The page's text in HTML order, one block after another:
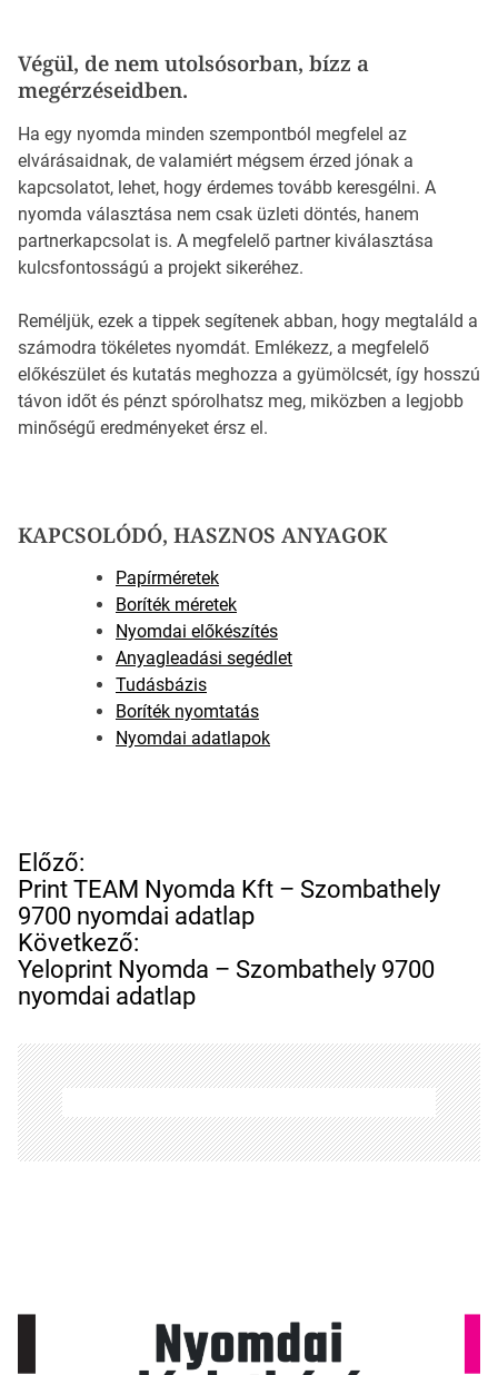
Végül, de nem utolsósorban, bízz a
megérzéseidben.
Ha egy nyomda minden szempontból megfelel az
elvárásaidnak, de valamiért mégsem érzed jónak a
kapcsolatot, lehet, hogy érdemes tovább keresgélni. A
nyomda választása nem csak üzleti döntés, hanem
partnerkapcsolat is. A megfelelő partner kiválasztása
kulcsfontosságú a projekt sikeréhez.
Reméljük, ezek a tippek segítenek abban, hogy megtaláld a
számodra tökéletes nyomdát. Emlékezz, a megfelelő
előkészület és kutatás meghozza a gyümölcsét, így hosszú
távon időt és pénzt spórolhatsz meg, miközben a legjobb
minőségű eredményeket érsz el.
KAPCSOLÓDÓ, HASZNOS ANYAGOK
Papírméretek
Boríték méretek
Nyomdai előkészítés
Anyagleadási segédlet
Tudásbázis
Boríték nyomtatás
Nyomdai adatlapok
B
e
j
e
g
y
z
é
s
n
a
v
ó
Előző:
Print TEAM Nyomda Kft – Szombathely
9700 nyomdai adatlap
Következő:
Yeloprint Nyomda – Szombathely 9700
nyomdai adatlap